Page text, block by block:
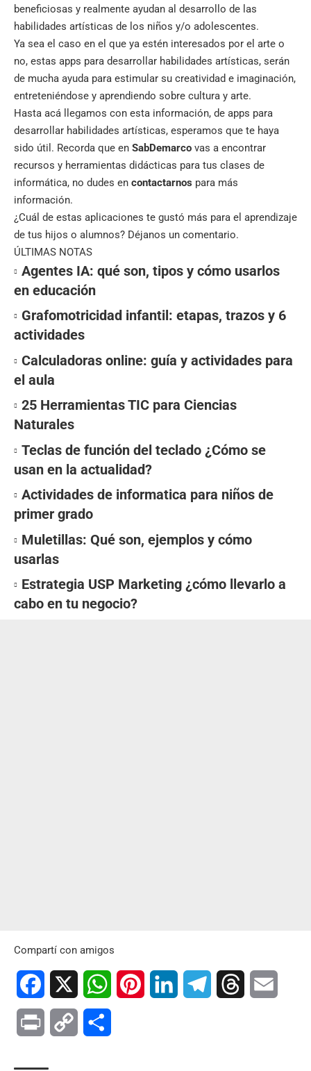
beneficiosas y realmente ayudan al desarrollo de las
habilidades artísticas de los niños y/o adolescentes.
Ya sea el caso en el que ya estén interesados por el arte o
no, estas apps para desarrollar habilidades artísticas, serán
de mucha ayuda para estimular su creatividad e imaginación,
entreteniéndose y aprendiendo sobre cultura y arte.
Hasta acá llegamos con esta información, de apps para
desarrollar habilidades artísticas, esperamos que te haya
sido útil. Recorda que en SabDemarco vas a encontrar
recursos y herramientas didácticas para tus clases de
informática, no dudes en contactarnos para más
información.
¿Cuál de estas aplicaciones te gustó más para el aprendizaje
de tus hijos o alumnos? Déjanos un comentario.
ÚLTIMAS NOTAS
Agentes IA: qué son, tipos y cómo usarlos
en educación
Grafomotricidad infantil: etapas, trazos y 6
actividades
Calculadoras online: guía y actividades para
el aula
25 Herramientas TIC para Ciencias
Naturales
Teclas de función del teclado ¿Cómo se
usan en la actualidad?
Actividades de informatica para niños de
primer grado
Muletillas: Qué son, ejemplos y cómo
usarlas
Estrategia USP Marketing ¿cómo llevarlo a
cabo en tu negocio?
Compartí con amigos
Facebook WhatsAppPinterest LinkedIn TelegramThreads
Print Copy